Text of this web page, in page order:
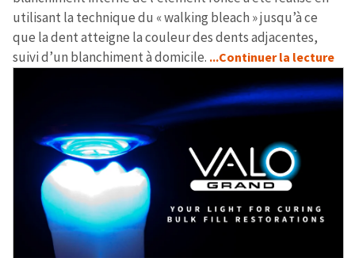
utilisant la technique du « walking bleach » jusqu’à ce
que la dent atteigne la couleur des dents adjacentes,
suivi d’un blanchiment à domicile. ...Continuer la lecture